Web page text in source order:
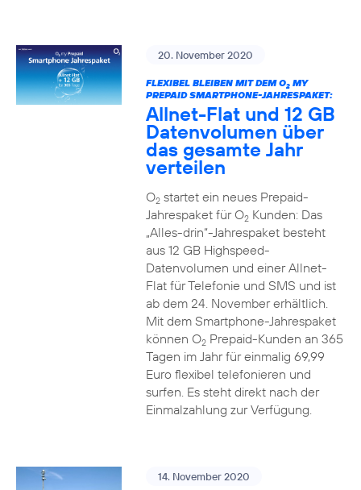
20. November 2020
FLEXIBEL BLEIBEN MIT DEM O2MY
PREPAID SMARTPHONE-JAHRESPAKET:
Allnet-Flat und 12 GB
Datenvolumen über
das gesamte Jahr
verteilen
O2startet ein neues Prepaid-
Jahrespaket für O2Kunden: Das
„Alles-drin“-Jahrespaket besteht
aus 12 GB Highspeed-
Datenvolumen und einer Allnet-
Flat für Telefonie und SMS und ist
ab dem 24. November erhältlich.
Mit dem Smartphone-Jahrespaket
können O2Prepaid-Kunden an 365
Tagen im Jahr für einmalig 69,99
Euro flexibel telefonieren und
surfen. Es steht direkt nach der
Einmalzahlung zur Verfügung.
14. November 2020